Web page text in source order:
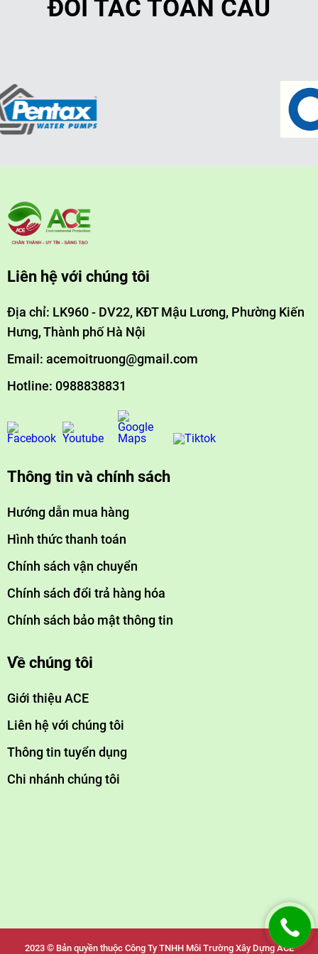
ĐỐI TÁC TOÀN CẦU
Liên hệ với chúng tôi
Địa chỉ: LK960 - DV22, KĐT Mậu Lương, Phường Kiến
Hưng, Thành phố Hà Nội
Email: acemoitruong@gmail.com
Hotline: 0988838831
Thông tin và chính sách
Hướng dẫn mua hàng
Hình thức thanh toán
Chính sách vận chuyển
Chính sách đổi trả hàng hóa
Chính sách bảo mật thông tin
Về chúng tôi
Giới thiệu ACE
Liên hệ với chúng tôi
Thông tin tuyển dụng
Chi nhánh chúng tôi
2023 © Bản quyền thuộc Công Ty TNHH Môi Trường Xây Dựng ACE